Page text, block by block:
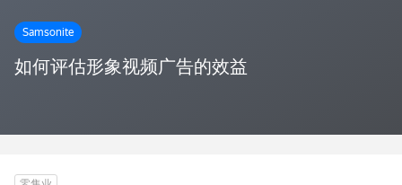
Samsonite
如何评估形象视频广告的效益